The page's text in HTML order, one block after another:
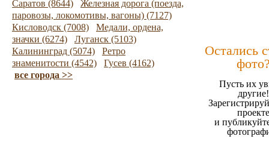
Саратов (8644)
Железная дорога (поезда,
паровозы, локомотивы, вагоны) (7127)
Кисловодск (7008)
Медали, ордена,
значки (6274)
Луганск (5103)
Калининград (5074)
Ретро
знаменитости (4542)
Гусев (4162)
все города >>
Остались
Пусть их
другие!
проекте
и